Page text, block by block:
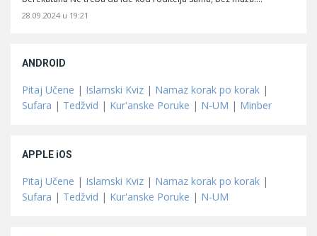
28.09.2024 u 19:21
ANDROID
Pitaj Učene | Islamski Kviz | Namaz korak po korak |
Sufara | Tedžvid | Kur'anske Poruke | N-UM | Minber
APPLE iOS
Pitaj Učene | Islamski Kviz | Namaz korak po korak |
Sufara | Tedžvid | Kur'anske Poruke | N-UM